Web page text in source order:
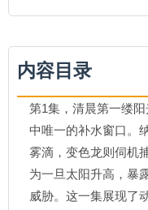
内容目录
第1集，清晨第一缕
中唯一的补水窗口。
雾滴，变色龙则伺机
为一旦太阳升高，暴
威胁。这一集展现了